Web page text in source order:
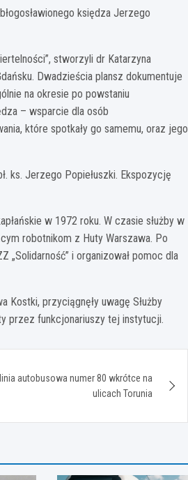
księdza Jerzego
stworzyli dr Katarzyna
Dwadzieścia plansz dokumentuje
na okresie po powstaniu
– wsparcie dla osób
które spotkały go samemu, oraz jego
ks. Jerzego Popiełuszki. Ekspozycję
w 1972 roku. W czasie służby w
robotnikom z Huty Warszawa. Po
„Solidarność” i organizował pomoc dla
Kostki, przyciągnęły uwagę Służby
przez funkcjonariuszy tej instytucji.
autobusowa numer 80 wkrótce na
ulicach Torunia